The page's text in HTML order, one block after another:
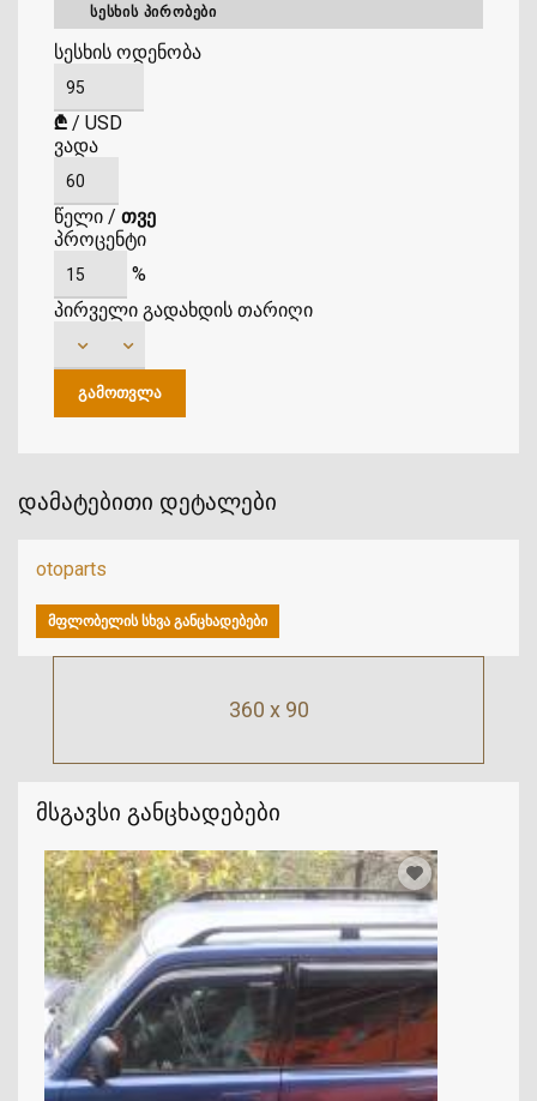
360 x 90
მსგავსი განცხადებები
ᲡᲔᲡᲮᲘᲡ ᲞᲘᲠᲝᲑᲔᲑᲘ
სესხის ოდენობა
₾ / USD
ვადა
წელი / თვე
პროცენტი
%
პირველი გადახდის თარიღი
დამატებითი დეტალები
otoparts
ᲛᲤᲚᲝᲑᲔᲚᲘᲡ ᲡᲮᲕᲐ ᲒᲐᲜᲪᲮᲐᲓᲔᲑᲔᲑᲘ